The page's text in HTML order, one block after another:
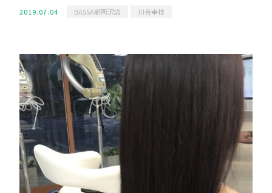
2019.07.04 BASSA新所沢店 川合幸枝